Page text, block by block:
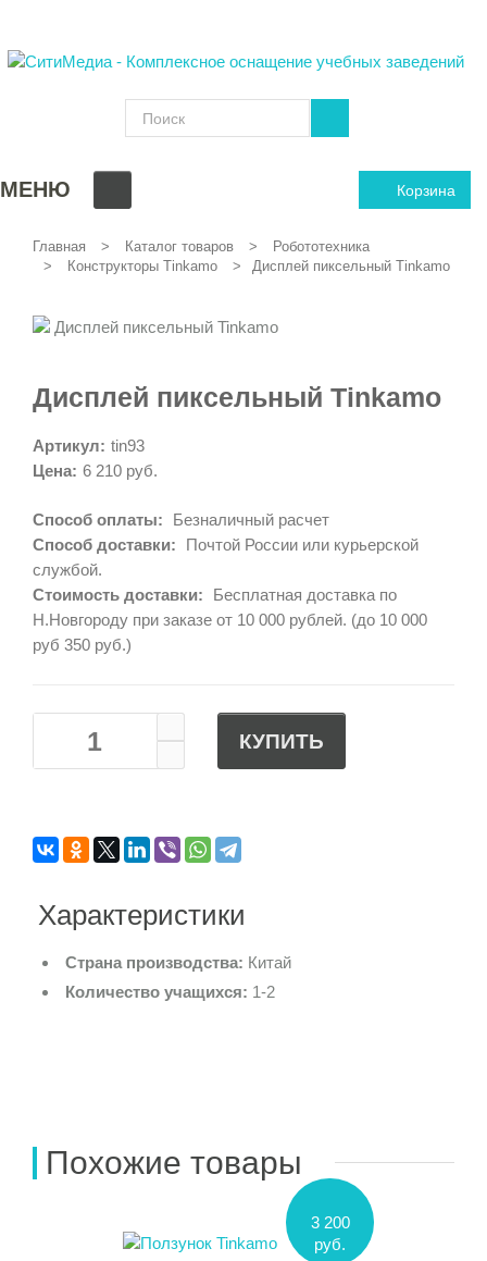
Корзина
МЕНЮ
Главная Каталог товаров
Робототехника
Конструкторы Tinkamo
Дисплей пиксельный Tinkamo
Дисплей пиксельный Tinkamo
Артикул: tin93
Цена: 6 210 руб.
Способ оплаты:
Безналичный расчет
Способ доставки:
Почтой России или курьерской
службой.
Стоимость доставки:
Бесплатная доставка по
Н.Новгороду при заказе от 10 000 рублей. (до 10 000
руб 350 руб.)
КУПИТЬ
Характеристики
Страна производства: Китай
Количество учащихся: 1-2
Похожие товары
3 200
руб.